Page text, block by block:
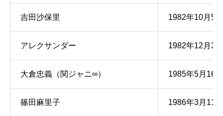
吉田沙保里 1982年10月5日
アレクサンダー 1982年12月3日
大倉忠義（関ジャニ∞） 1985年5月16日
篠田麻里子 1986年3月11日